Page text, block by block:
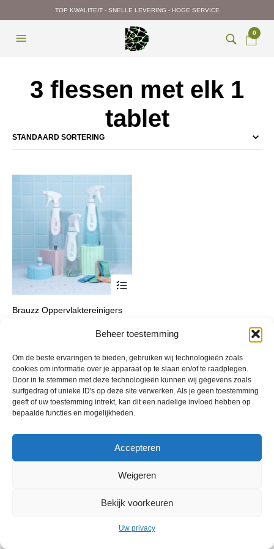
Beheer toestemming
Om de beste ervaringen te bieden, gebruiken wij technologieën zoals
cookies om informatie over je apparaat op te slaan en/of te raadplegen.
Door in te stemmen met deze technologieën kunnen wij gegevens zoals
surfgedrag of unieke ID's op deze site verwerken. Als je geen toestemming
geeft of uw toestemming intrekt, kan dit een nadelige invloed hebben op
bepaalde functies en mogelijkheden.
Accepteren
Weigeren
Bekijk voorkeuren
Uw privacy
TOP KWALITEIT - SNELLE LEVERING - HOGE SERVICE
0
3 flessen met elk 1
tablet
Deze
kan
gekozen
worden
op
de
productpagina
Brauzz Oppervlaktereinigers
© 2013 - 2026 De Duurzame Tuin KvK Gouda 29029262 - BTW nr
NL001968744B76 Hosting: